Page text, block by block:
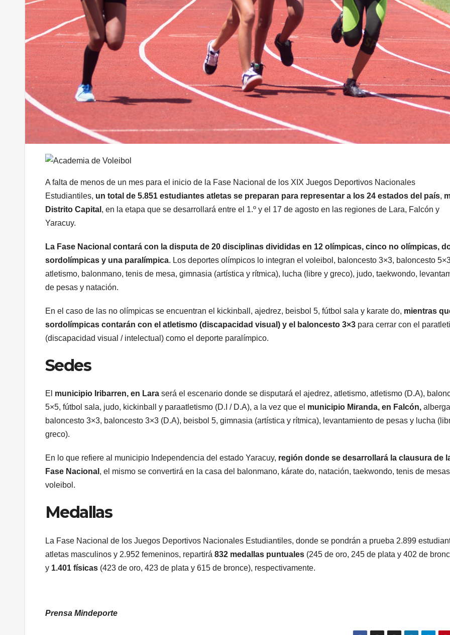
A falta de menos de un mes para el inicio de la Fase Nacional de los XIX Juegos Deportivos Nacionales
Estudiantiles, un total de 5.851 estudiantes atletas se preparan para representar a los 24 estados del país,
Distrito Capital , en la etapa que se desarrollará entre el 1.º y el 17 de agosto en las regiones de Lara, Falcón y
Yaracuy.
La Fase Nacional contará con la disputa de 20 disciplinas divididas en 12 olímpicas, cinco no olímpicas,
sordolímpicas y una paralímpica. Los deportes olímpicos lo integran el voleibol, baloncesto 3×3, baloncesto
atletismo, balonmano, tenis de mesa, gimnasia (artística y rítmica), lucha (libre y greco), judo, taekwondo,
de pesas y natación.
En el caso de las no olímpicas se encuentran el kickinball, ajedrez, beisbol 5, fútbol sala y karate do, mientras
sordolímpicas contarán con el atletismo (discapacidad visual) y el baloncesto 3×3 para cerrar con el
(discapacidad visual / intelectual) como el deporte paralímpico.
Sedes
El municipio Iribarren, en Lara será el escenario donde se disputará el ajedrez, atletismo, atletismo (D.A),
5×5, fútbol sala, judo, kickinball y paraatletismo (D.I / D.A), a la vez que el municipio Miranda, en Falcón,
baloncesto 3×3, baloncesto 3×3 (D.A), beisbol 5, gimnasia (artística y rítmica), levantamiento de pesas y lucha
greco).
En lo que refiere al municipio Independencia del estado Yaracuy, región donde se desarrollará la clausura de
Fase Nacional , el mismo se convertirá en la casa del balonmano, kárate do, natación, taekwondo, tenis de
voleibol.
Medallas
La Fase Nacional de los Juegos Deportivos Nacionales Estudiantiles, donde se pondrán a prueba 2.899
atletas masculinos y 2.952 femeninos, repartirá 832 medallas puntuales (245 de oro, 245 de plata y 402 de
y 1.401 físicas (423 de oro, 423 de plata y 615 de bronce), respectivamente.
Prensa Mindeporte